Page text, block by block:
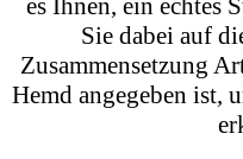
Jedes GERMENS
durch einen
Druckprozess
Hemdes – von den